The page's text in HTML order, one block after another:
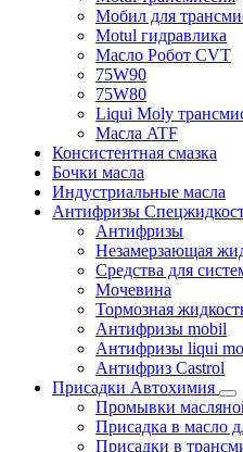
Мобил для
Motul гидравлика
Масло Робот CVT
75W90
75W80
Liqui Moly
Масла ATF
Консистентная смазка
Бочки масла
Индустриальные масла
Антифризы
Антифризы
Незамерзающая
Средства для
Мочевина
Тормозная
Антифризы mobil
Антифризы liqui
Антифриз Castrol
Присадки Автохимия
Промывки
Присадка в масло
Присадки в